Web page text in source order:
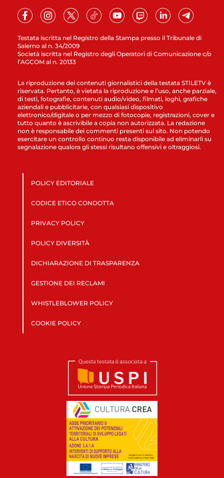
Testata iscritta nel Registro della Stampa presso il Tribunale di
Salerno al n. 34/2009
Società iscritta nel Registro degli Operatori di Comunicazione c/o
l’AGCOM al n. 20133
La riproduzione dei contenuti giornalistici della testata STILETV è
riservata. Pertanto, è vietata la riproduzione e l’uso, anche parziale,
di testi, fotografie, contenuti audio/video, filmati, loghi, grafiche
aziendali e pubblicitarie, con qualsiasi dispositivo
elettronico/digitale o per mezzo di fotocopie, registrazioni, cover e
tutto quanto è ascrivibile a copia non autorizzata. La redazione
non è responsabile dei commenti presenti sul sito. Non potendo
esercitare un controllo continuo resta disponibile ad eliminarli su
segnalazione qualora gli stessi risultano offensivi e oltraggiosi.
POLICY EDITORIALE
CODICE ETICO CONDOTTA
PRIVACY POLICY
POLICY DIVERSITÀ
DICHIARAZIONE DI TRASPARENZA
GESTIONE DEI RECLAMI
WHISTLEBLOWER POLICY
COOKIE POLICY